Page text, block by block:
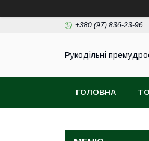
+380 (97) 836-23-96
Рукодільні
ГОЛОВНА